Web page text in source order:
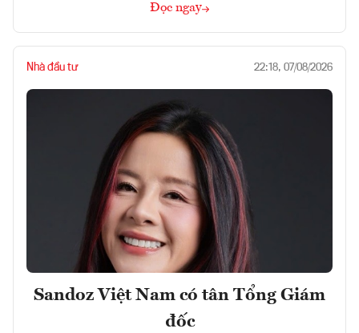
Đọc ngay
Nhà đầu tư 22:18, 07/08/2026
Sandoz Việt Nam có tân Tổng Giám
đốc